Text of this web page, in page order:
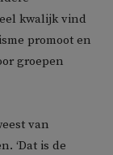
kwalijk vind
promoot en
groepen
van
‘Dat is de